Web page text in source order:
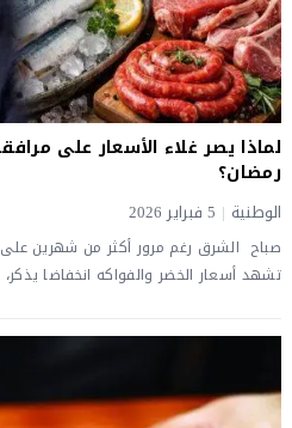
لماذا يصر غلاء الأسعار على
رمضان؟
الوطنية 5 فبراير 2026
صباح الشرق رغم مرور أكثر من شهرين
تشهد أسعار الخضر والفواكه انخفاضا يذكر،